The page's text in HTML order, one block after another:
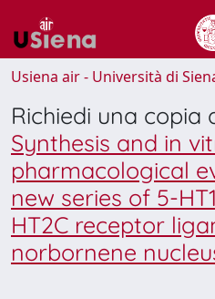
Usiena air - Università di
Richiedi una copia
Synthesis and in
pharmacological
new series of 5-
HT2C receptor
norbornene